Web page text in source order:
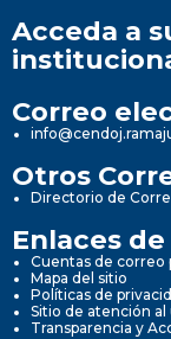
Acceda a
Correo
Otros
Directorio de
Enlaces
Cuentas de correo
Mapa del sitio
Políticas de
Sitio de atención al
Transparencia y